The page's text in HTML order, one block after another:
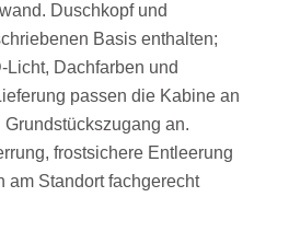
Duschkopf und
Basis enthalten;
Dachfarben und
passen die Kabine an
an.
frostsichere Entleerung
am Standort fachgerecht